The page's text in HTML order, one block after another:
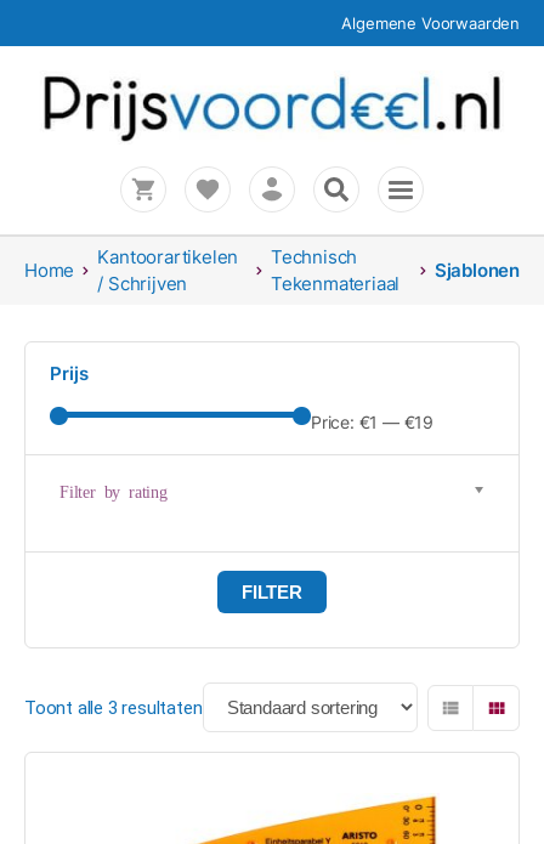
Algemene Voorwaarden
Home
Kantoorartikelen
/ Schrijven
Technisch
Tekenmateriaal
Sjablonen
Prijs
Price: €1 — €19
Filter by rating
FILTER
Toont alle 3 resultaten